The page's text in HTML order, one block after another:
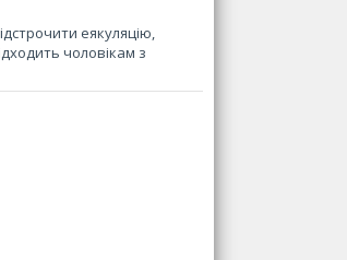
еякуляцію,
чоловікам з